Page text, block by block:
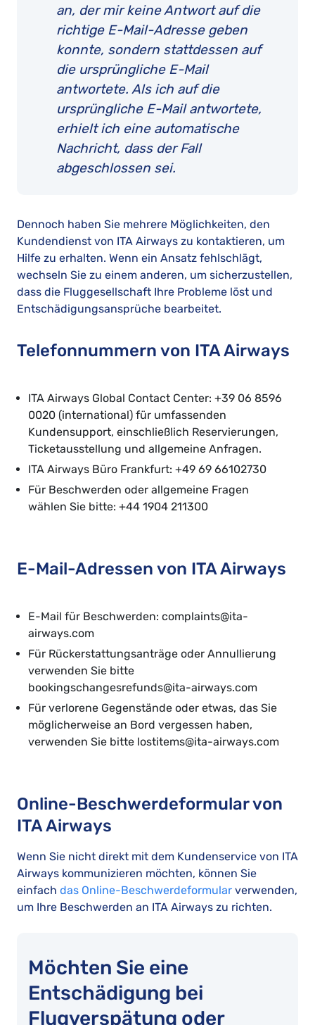
an, der mir keine Antwort auf die
richtige E-Mail-Adresse geben
konnte, sondern stattdessen auf
die ursprüngliche E-Mail
antwortete. Als ich auf die
ursprüngliche E-Mail antwortete,
erhielt ich eine automatische
Nachricht, dass der Fall
abgeschlossen sei.
Dennoch haben Sie mehrere Möglichkeiten, den
Kundendienst von ITA Airways zu kontaktieren, um
Hilfe zu erhalten. Wenn ein Ansatz fehlschlägt,
wechseln Sie zu einem anderen, um sicherzustellen,
dass die Fluggesellschaft Ihre Probleme löst und
Entschädigungsansprüche bearbeitet.
Telefonnummern von ITA Airways
ITA Airways Global Contact Center: +39 06 8596
0020 (international) für umfassenden
Kundensupport, einschließlich Reservierungen,
Ticketausstellung und allgemeine Anfragen.
ITA Airways Büro Frankfurt: +49 69 66102730
Für Beschwerden oder allgemeine Fragen
wählen Sie bitte: +44 1904 211300
E-Mail-Adressen von ITA Airways
E-Mail für Beschwerden: complaints@ita-
airways.com
Für Rückerstattungsanträge oder Annullierung
verwenden Sie bitte
bookingschangesrefunds@ita-airways.com
Für verlorene Gegenstände oder etwas, das Sie
möglicherweise an Bord vergessen haben,
verwenden Sie bitte lostitems@ita-airways.com
Online-Beschwerdeformular von
ITA Airways
Wenn Sie nicht direkt mit dem Kundenservice von ITA
Airways kommunizieren möchten, können Sie
einfach das Online-Beschwerdeformular verwenden,
um Ihre Beschwerden an ITA Airways zu richten.
Möchten Sie eine
Entschädigung bei
Flugverspätung oder